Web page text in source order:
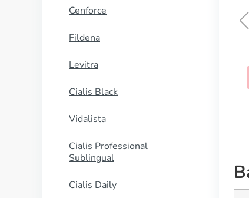
Cenforce
Fildena
Levitra
Cialis Black
Vidalista
Cialis Professional
Sublingual
Cialis Daily